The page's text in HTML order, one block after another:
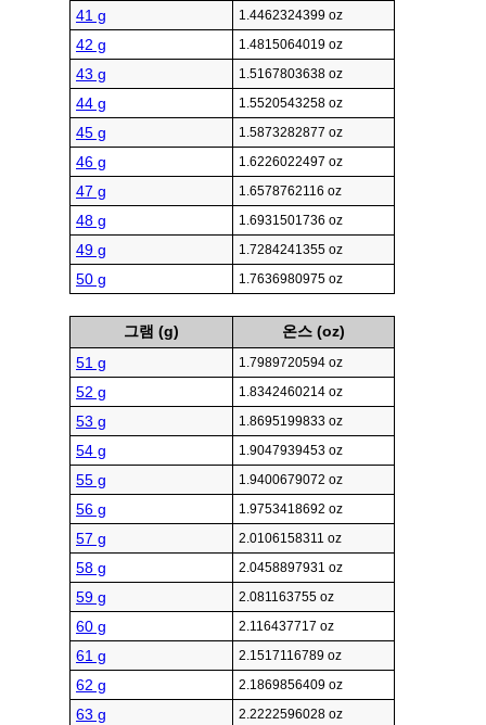
41 g 1.4462324399 oz
42 g 1.4815064019 oz
43 g 1.5167803638 oz
44 g 1.5520543258 oz
45 g 1.5873282877 oz
46 g 1.6226022497 oz
47 g 1.6578762116 oz
48 g 1.6931501736 oz
49 g 1.7284241355 oz
50 g 1.7636980975 oz
그램 (g)
온스 (oz)
51 g
1.7989720594 oz
52 g 1.8342460214 oz
53 g 1.8695199833 oz
54 g 1.9047939453 oz
55 g 1.9400679072 oz
56 g 1.9753418692 oz
57 g 2.0106158311 oz
58 g 2.0458897931 oz
59 g 2.081163755 oz
60 g 2.116437717 oz
61 g 2.1517116789 oz
62 g 2.1869856409 oz
63 g 2.2222596028 oz